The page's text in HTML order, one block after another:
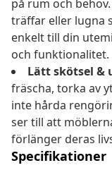
på rum och
träffar eller lugna
enkelt till din
och funktionalitet.
Lätt skötsel &
fräscha, torka av
inte hårda
ser till att
förlänger deras
Specifikationer